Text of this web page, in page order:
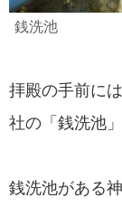
銭洗池
拝殿の手前に
社の「銭洗池
銭洗池がある